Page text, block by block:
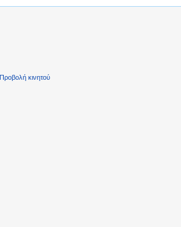
Προβολή κινητού